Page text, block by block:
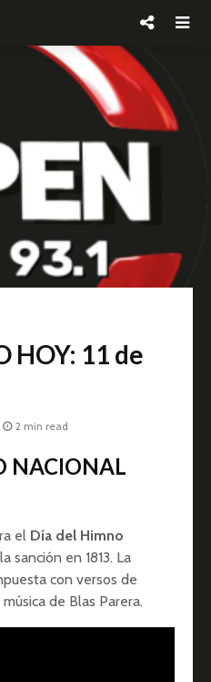
HOY: 11 de
2 min read
NACIONAL
el Día del Himno
sanción en 1813. La
con versos de
de Blas Parera.